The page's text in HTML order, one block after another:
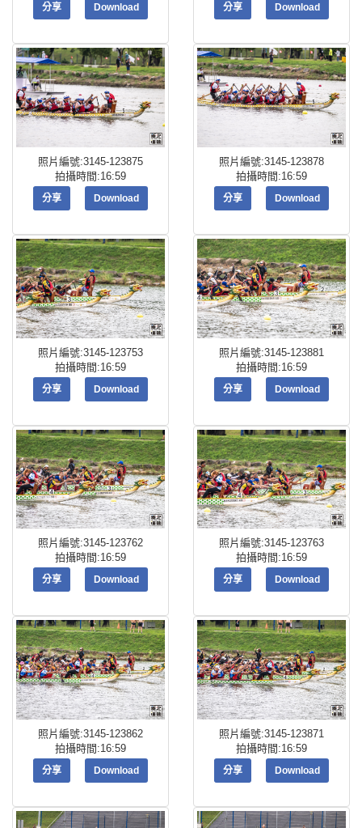
分享 Download 分享 Download
照片編號:3145-123875
拍攝時間:16:59
分享 Download
照片編號:3145-123878
拍攝時間:16:59
分享 Download
照片編號:3145-123753
拍攝時間:16:59
分享 Download
照片編號:3145-123881
拍攝時間:16:59
分享 Download
照片編號:3145-123762
拍攝時間:16:59
分享 Download
照片編號:3145-123763
拍攝時間:16:59
分享 Download
照片編號:3145-123862
拍攝時間:16:59
分享 Download
照片編號:3145-123871
拍攝時間:16:59
分享 Download